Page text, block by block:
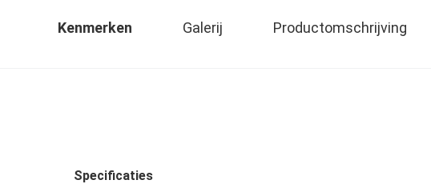
Kenmerken Galerij Productomschrijving
Specificaties